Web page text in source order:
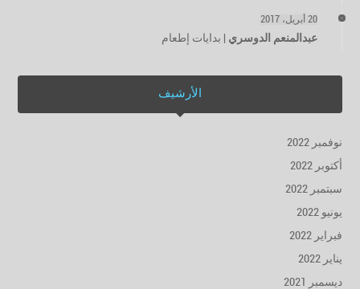
20 أبريل، 2017
عبدالمنعم الدوسري بدايات إطعام
الأرشيف
نوفمبر 2022
أكتوبر 2022
سبتمبر 2022
يونيو 2022
فبراير 2022
يناير 2022
ديسمبر 2021